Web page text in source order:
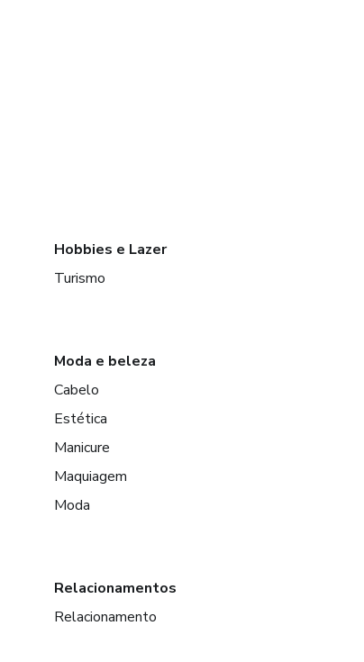
Hobbies e Lazer
Turismo
Moda e beleza
Cabelo
Estética
Manicure
Maquiagem
Moda
Relacionamentos
Relacionamento